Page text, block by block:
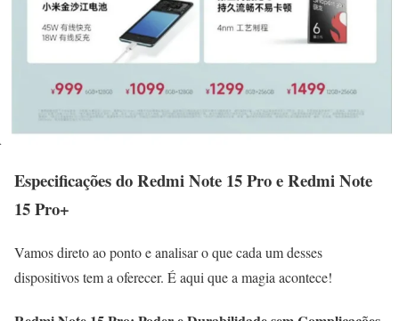
Especificações do Redmi Note 15 Pro e Redmi Note
15 Pro+
Vamos direto ao ponto e analisar o que cada um desses
dispositivos tem a oferecer. É aqui que a magia acontece!